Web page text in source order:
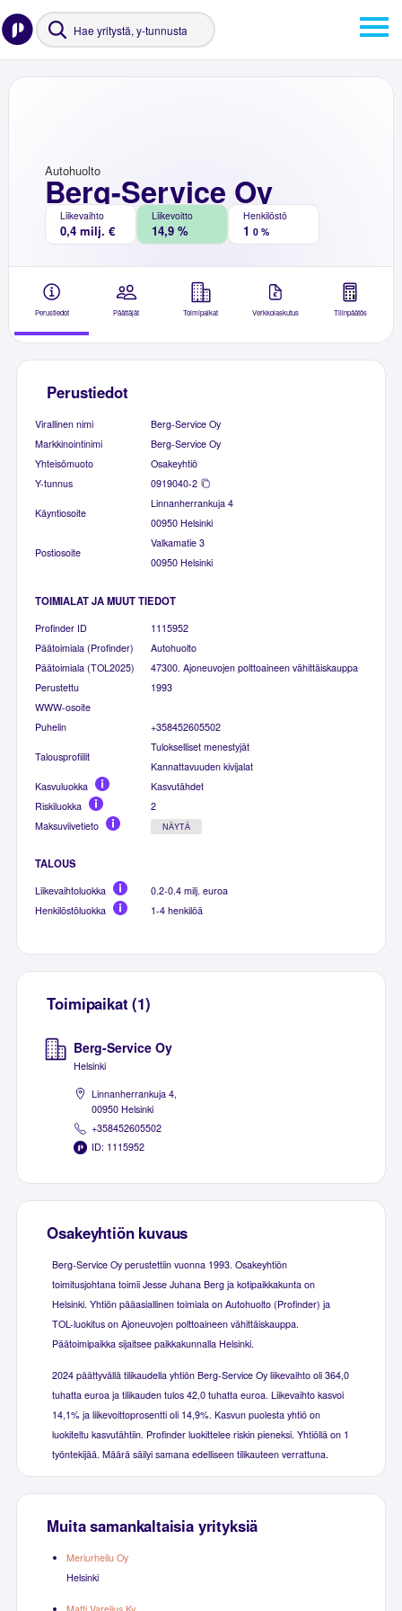
Berg-Service Oy
Autohuolto
Liikevaihto
0,4 milj. €
Liikevoitto
14,9 %
Henkilöstö
1 0 %
Perustiedot Päättäjät Toimipaikat Verkkolaskutus Tilinpäätös
Perustiedot
Virallinen nimi
Berg-Service Oy
Markkinointinimi
Berg-Service Oy
Yhteisömuoto
Osakeyhtiö
Y-tunnus
0919040-2
Käyntiosoite
Linnanherrankuja 4
00950 Helsinki
Postiosoite
Valkamatie 3
00950 Helsinki
TOIMIALAT JA MUUT TIEDOT
Profinder ID
1115952
Päätoimiala (Profinder)
Autohuolto
Päätoimiala (TOL2025)
47300. Ajoneuvojen polttoaineen vähittäiskauppa
Perustettu
1993
WWW-osoite
Puhelin
+358452605502
Talousprofiilit
Tulokselliset menestyjät
Kannattavuuden kivijalat
Kasvuluokka
Kasvutähdet
Riskiluokka
2
Maksuviivetieto
NÄYTÄ
TALOUS
Liikevaihtoluokka
0.2-0.4 milj. euroa
Henkilöstöluokka
1-4 henkilöä
Toimipaikat (1)
Berg-Service Oy
Helsinki
Linnanherrankuja 4,
00950 Helsinki
+358452605502
ID: 1115952
Osakeyhtiön kuvaus
Berg-Service Oy perustettiin vuonna 1993. Osakeyhtiön
toimitusjohtana toimii Jesse Juhana Berg ja kotipaikkakunta on
Helsinki. Yhtiön pääasiallinen toimiala on Autohuolto (Profinder) ja
TOL-luokitus on Ajoneuvojen polttoaineen vähittäiskauppa.
Päätoimipaikka sijaitsee paikkakunnalla Helsinki.
2024 päättyvällä tilikaudella yhtiön Berg-Service Oy liikevaihto oli 364,0
tuhatta euroa ja tilikauden tulos 42,0 tuhatta euroa. Liikevaihto kasvoi
14,1% ja liikevoittoprosentti oli 14,9%. Kasvun puolesta yhtiö on
luokiteltu kasvutähtiin. Profinder luokittelee riskin pieneksi. Yhtiöllä on 1
työntekijää. Määrä säilyi samana edelliseen tilikauteen verrattuna.
Muita samankaltaisia yrityksiä
Meriurheilu Oy
Helsinki